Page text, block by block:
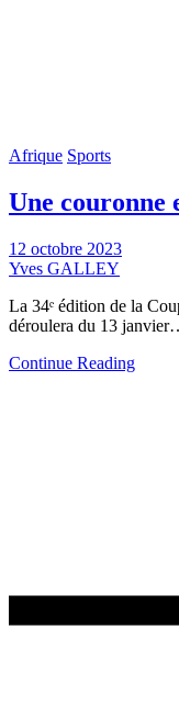
Afrique Sports
Une couronne
12 octobre 2023
Yves GALLEY
La 34ᵉ édition de la
déroulera du 13
Continue Reading